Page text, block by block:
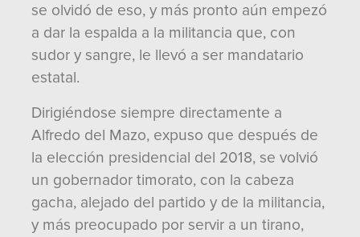
se olvidó de eso, y más pronto aún empezó
a dar la espalda a la militancia que, con
sudor y sangre, le llevó a ser mandatario
estatal.
Dirigiéndose siempre directamente a
Alfredo del Mazo, expuso que después de
la elección presidencial del 2018, se volvió
un gobernador timorato, con la cabeza
gacha, alejado del partido y de la militancia,
y más preocupado por servir a un tirano,